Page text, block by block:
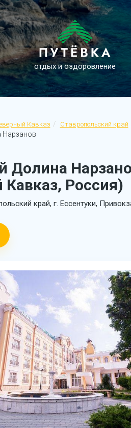
отдых и оздоровление
Кавказ Ставропольский край
Нарзанов
Долина
Россия)
край, г. Ессентуки,